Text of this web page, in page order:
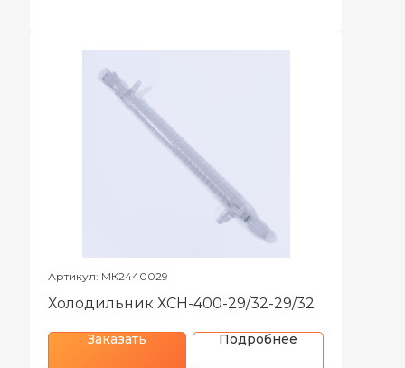
Артикул: МК2440029
Холодильник ХСН-400-29/32-29/32
Заказать Подробнее